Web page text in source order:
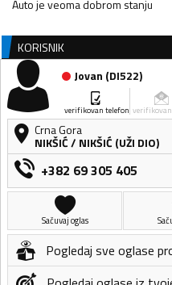
Auto je veoma dobrom stanju
KORISNIK
Jovan (DI522)
verifikovan telefon
Crna Gora
NIKŠIĆ/ NIKŠIĆ (UŽI DIO)
+382 69 305 405
Sačuvaj oglas
Pogledaj sve oglase